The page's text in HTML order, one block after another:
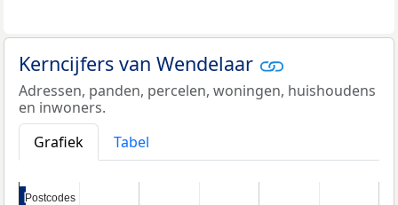
Kerncijfers van Wendelaar
Adressen, panden, percelen, woningen, huishoudens
en inwoners.
Grafiek
Tabel
Postcodes
Postcodes